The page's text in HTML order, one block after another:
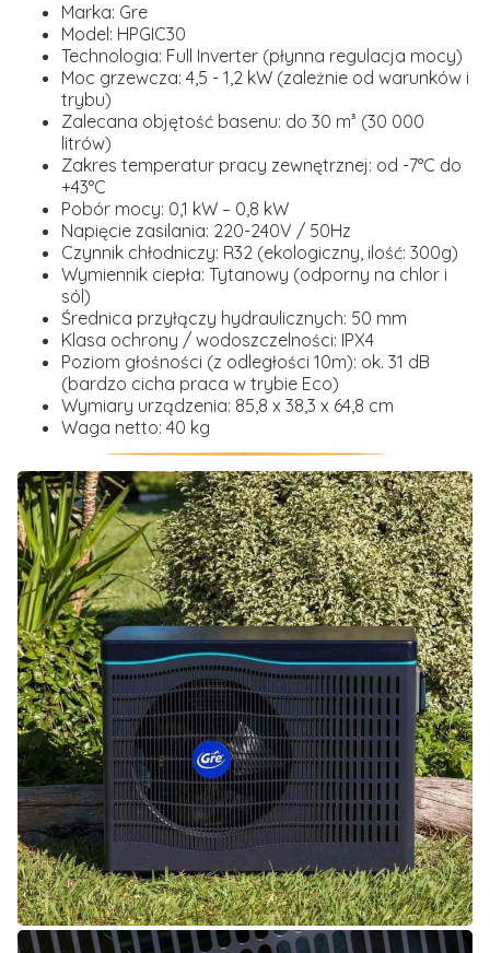
Marka: Gre
Model: HPGIC30
Technologia: Full Inverter (płynna regulacja mocy)
Moc grzewcza: 4,5 - 1,2 kW (zależnie od warunków i
trybu)
Zalecana objętość basenu: do 30 m³ (30 000
litrów)
Zakres temperatur pracy zewnętrznej: od -7°C do
+43°C
Pobór mocy: 0,1 kW – 0,8 kW
Napięcie zasilania: 220-240V / 50Hz
Czynnik chłodniczy: R32 (ekologiczny, ilość: 300g)
Wymiennik ciepła: Tytanowy (odporny na chlor i
sól)
Średnica przyłączy hydraulicznych: 50 mm
Klasa ochrony / wodoszczelności: IPX4
Poziom głośności (z odległości 10m): ok. 31 dB
(bardzo cicha praca w trybie Eco)
Wymiary urządzenia: 85,8 x 38,3 x 64,8 cm
Waga netto: 40 kg